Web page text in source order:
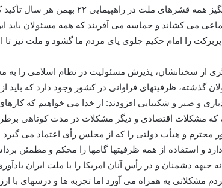
ایشان همچنین با یادآوری حضور
می کشاند و حماسه می آفریند که همه مسئولان باید
را امام حکیم جلوی پای مردم ما گشود و ملت نیز تا
از سخنانشان، پذیرش مسئولیت در نظام اسلامی را به
گذشته، ظرفیتهای فراوانی در کشور وجود دارد که باید
و صبر و شکیبایی افزودند: از خدا می خواهیم که
که مشکلات اقتصادی و دیگر مشکلات در مدت کوتاهی
و هیأت دولتی را که از مجلس رأی اعتماد می گیرد
و استفاده از همه ظرفیتها گامها را محکم و مطمئن
دشمنان و در رأس آنان امریکا را با ملت ایران
مشکلاتی به همراه می آورد اما تجربه ها و درسهای با